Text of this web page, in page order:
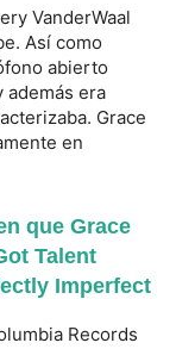
VanderWaal
Así como
abierto
además era
Grace
en
que Grace
Talent
Imperfect
Records